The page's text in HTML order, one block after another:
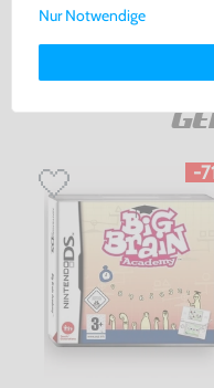
Warenkorb
-
Weitere Informationen zu
Deinen Rechten als
Nur Notwendige